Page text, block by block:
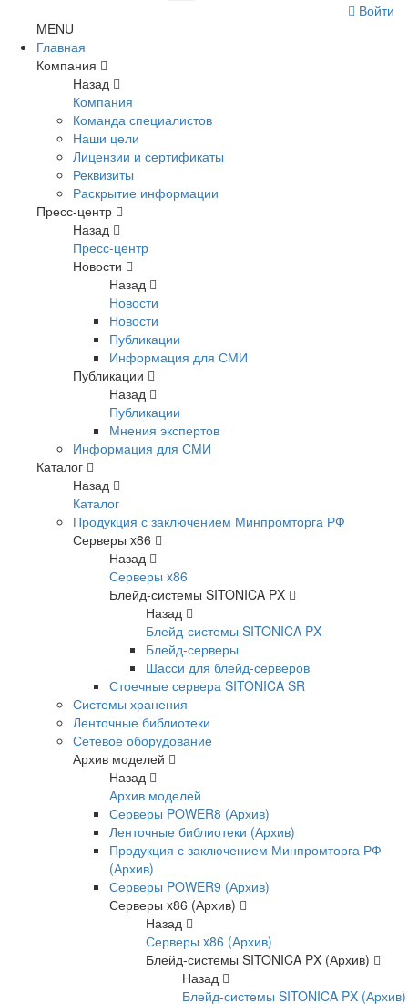
Войти
MENU
Главная
Компания
Назад
Компания
Команда специалистов
Наши цели
Лицензии и сертификаты
Реквизиты
Раскрытие информации
Пресс-центр
Назад
Пресс-центр
Новости
Назад
Новости
Новости
Публикации
Информация для СМИ
Публикации
Назад
Публикации
Мнения экспертов
Информация для СМИ
Каталог
Назад
Каталог
Продукция с заключением Минпромторга РФ
Серверы x86
Назад
Серверы x86
Блейд-системы SITONICA PX
Назад
Блейд-системы SITONICA PX
Блейд-серверы
Шасси для блейд-серверов
Стоечные сервера SITONICA SR
Системы хранения
Ленточные библиотеки
Сетевое оборудование
Архив моделей
Назад
Архив моделей
Серверы POWER8 (Архив)
Ленточные библиотеки (Архив)
Продукция с заключением Минпромторга РФ
(Архив)
Серверы POWER9 (Архив)
Серверы x86 (Архив)
Назад
Серверы x86 (Архив)
Блейд-системы SITONICA PX (Архив)
Назад
Блейд-системы SITONICA PX (Архив)